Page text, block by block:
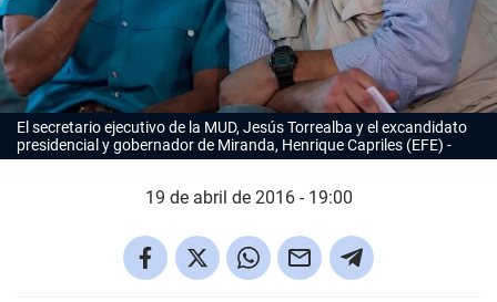
El secretario ejecutivo de la MUD, Jesús Torrealba y el excandidato
presidencial y gobernador de Miranda, Henrique Capriles (EFE)
19 de abril de 2016 - 19:00